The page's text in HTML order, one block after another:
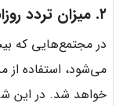
۲. میزان تردد روزانه ساختمان
می‌شود، استفاده
خواهد شد. در این